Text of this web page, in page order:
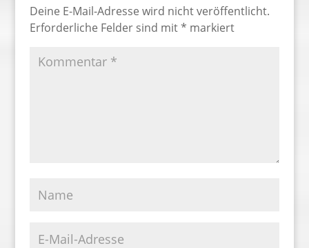
Deine E-Mail-Adresse wird nicht veröffentlicht.
Erforderliche Felder sind mit* markiert